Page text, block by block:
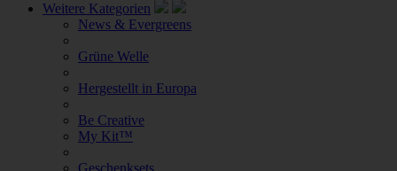
Weitere Kategorien
News & Evergreens
Grüne Welle
Hergestellt in Europa
Be Creative
My Kit™